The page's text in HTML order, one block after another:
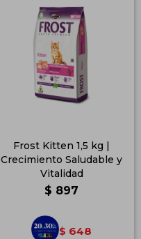
Frost Kitten 1,5 kg |
Crecimiento Saludable y
Vitalidad
$ 897
$ 648